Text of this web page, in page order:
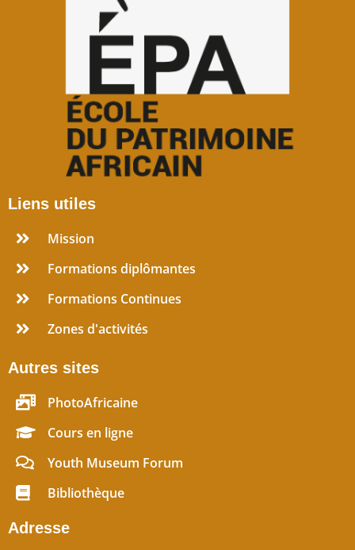
Liens utiles
Mission
Formations diplômantes
Formations Continues
Zones d'activités
Autres sites
PhotoAfricaine
Cours en ligne
Youth Museum Forum
Bibliothèque
Adresse